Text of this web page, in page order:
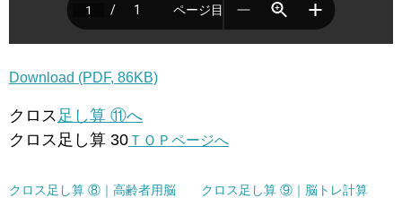
Download (PDF, 86KB)
クロス 足し算 ⑪へ
クロス足し算 30 ＴＯＰページへ
クロス足し算 ⑧｜高齢者用脳
クロス足し算 ⑨｜脳トレ計算